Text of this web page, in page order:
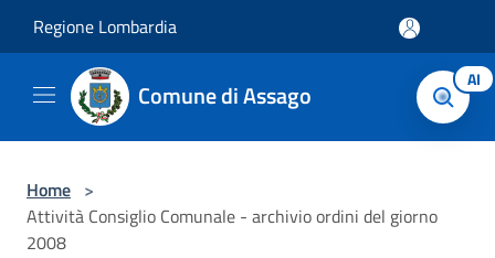
Regione Lombardia
Comune di Assago AI
Home >
Attività Consiglio Comunale - archivio ordini del giorno
2008